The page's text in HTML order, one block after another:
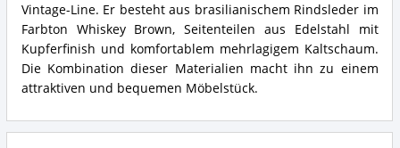
Vintage-Line. Er besteht aus brasilianischem Rindsleder im
Farbton Whiskey Brown, Seitenteilen aus Edelstahl mit
Kupferfinish und komfortablem mehrlagigem Kaltschaum.
Die Kombination dieser Materialien macht ihn zu einem
attraktiven und bequemen Möbelstück.